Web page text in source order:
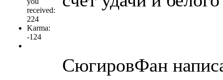
received:
224
Karma:
-124
СюгировФан